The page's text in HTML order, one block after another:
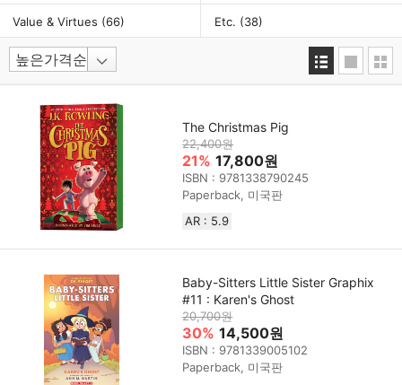
Value & Virtues (66) Etc. (38)
The Christmas Pig
22,400원
21% 17,800원
ISBN : 9781338790245
Paperback, 미국판
AR : 5.9
Baby-Sitters Little Sister Graphix
#11 : Karen's Ghost
20,700원
30% 14,500원
ISBN : 9781339005102
Paperback, 미국판